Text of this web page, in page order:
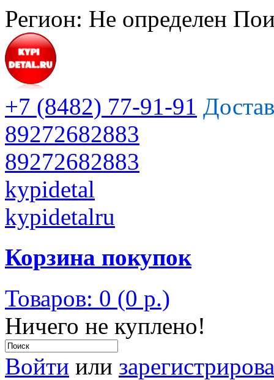
Регион: Не определен
+7 (8482) 77-91-91
89272682883
89272682883
kypidetal
kypidetalru
Корзина покупок
Товаров: 0 (0 р.)
Ничего не куплено!
Войти или